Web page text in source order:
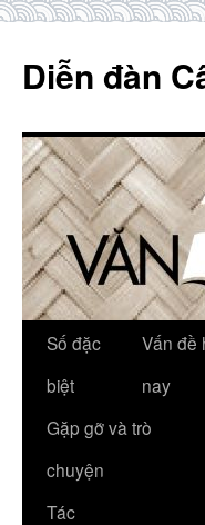
content
Diễn đàn
Số đặc
biệt
Vấn đề
nay
Gặp gỡ và trò
chuyện
Tác